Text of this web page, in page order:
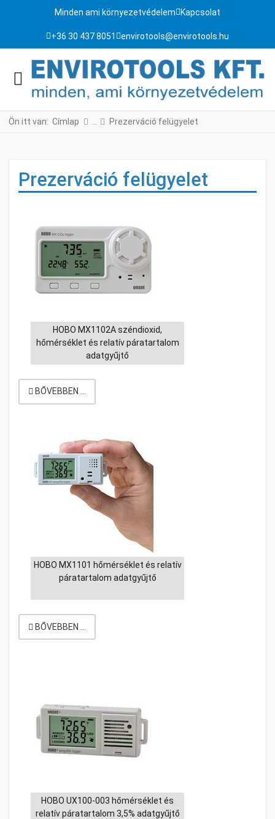
Minden ami környezetvédelem Kapcsolat
+36 30 437 8051 envirotools@envirotools.hu
Ön itt van: Címlap Prezerváció felügyelet
Prezerváció felügyelet
HOBO MX1102A széndioxid,
hőmérséklet és relatív páratartalom
adatgyűjtő
BŐVEBBEN …
HOBO MX1101 hőmérséklet és relatív
páratartalom adatgyűjtő
BŐVEBBEN …
HOBO UX100-003 hőmérséklet és
relatív páratartalom 3,5% adatgyűjtő